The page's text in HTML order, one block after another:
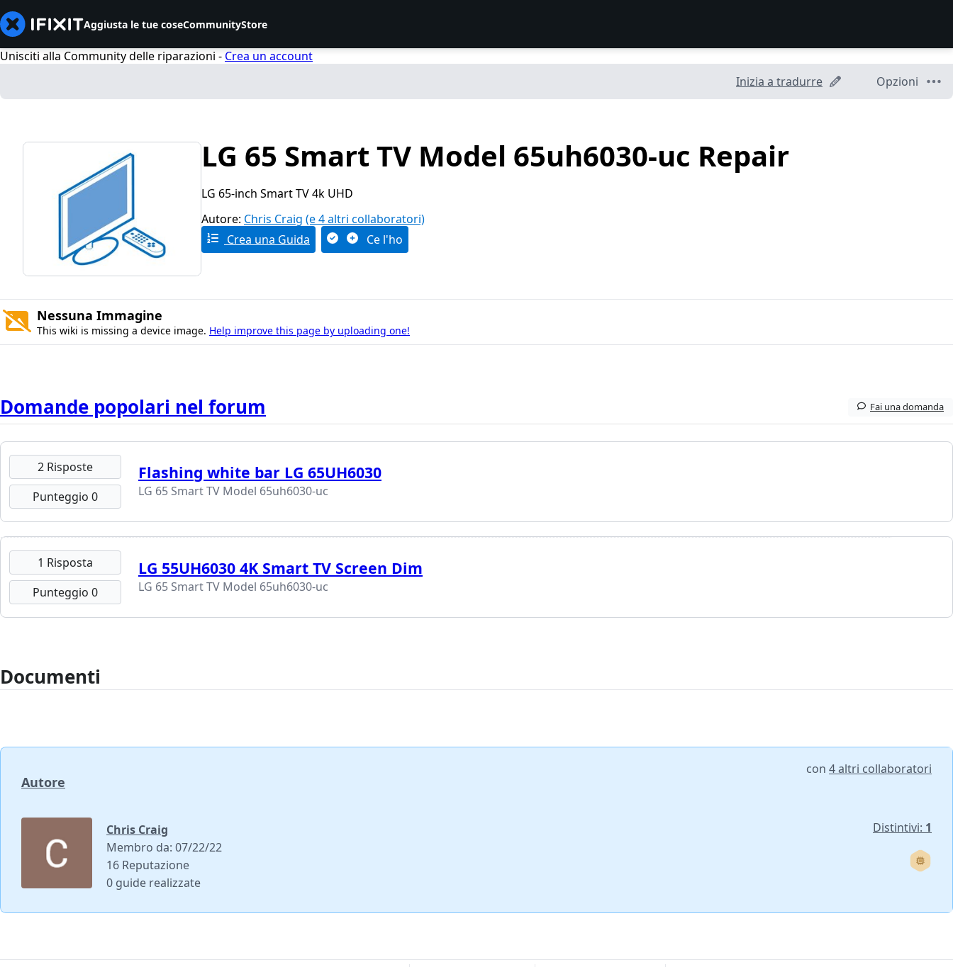
Aggiusta le tue coseCommunityStore
Unisciti alla Community delle riparazioni - Crea un account
Inizia a tradurre
Opzioni
LG 65 Smart TV Model 65uh6030-uc Repair
LG 65-inch Smart TV 4k UHD
Autore: Chris Craig (e 4 altri collaboratori)
Crea una Guida
Ce l'ho
Nessuna Immagine
This wiki is missing a device image. Help improve this page by uploading one!
Domande popolari nel forum Fai una domanda
2 Risposte
Punteggio 0
Flashing white bar LG 65UH6030
LG 65 Smart TV Model 65uh6030-uc
1 Risposta
Punteggio 0
LG 55UH6030 4K Smart TV Screen Dim
LG 65 Smart TV Model 65uh6030-uc
Documenti
Autore
con 4 altri collaboratori
Chris Craig
Membro da: 07/22/22
16 Reputazione
0 guide realizzate
Distintivi: 1